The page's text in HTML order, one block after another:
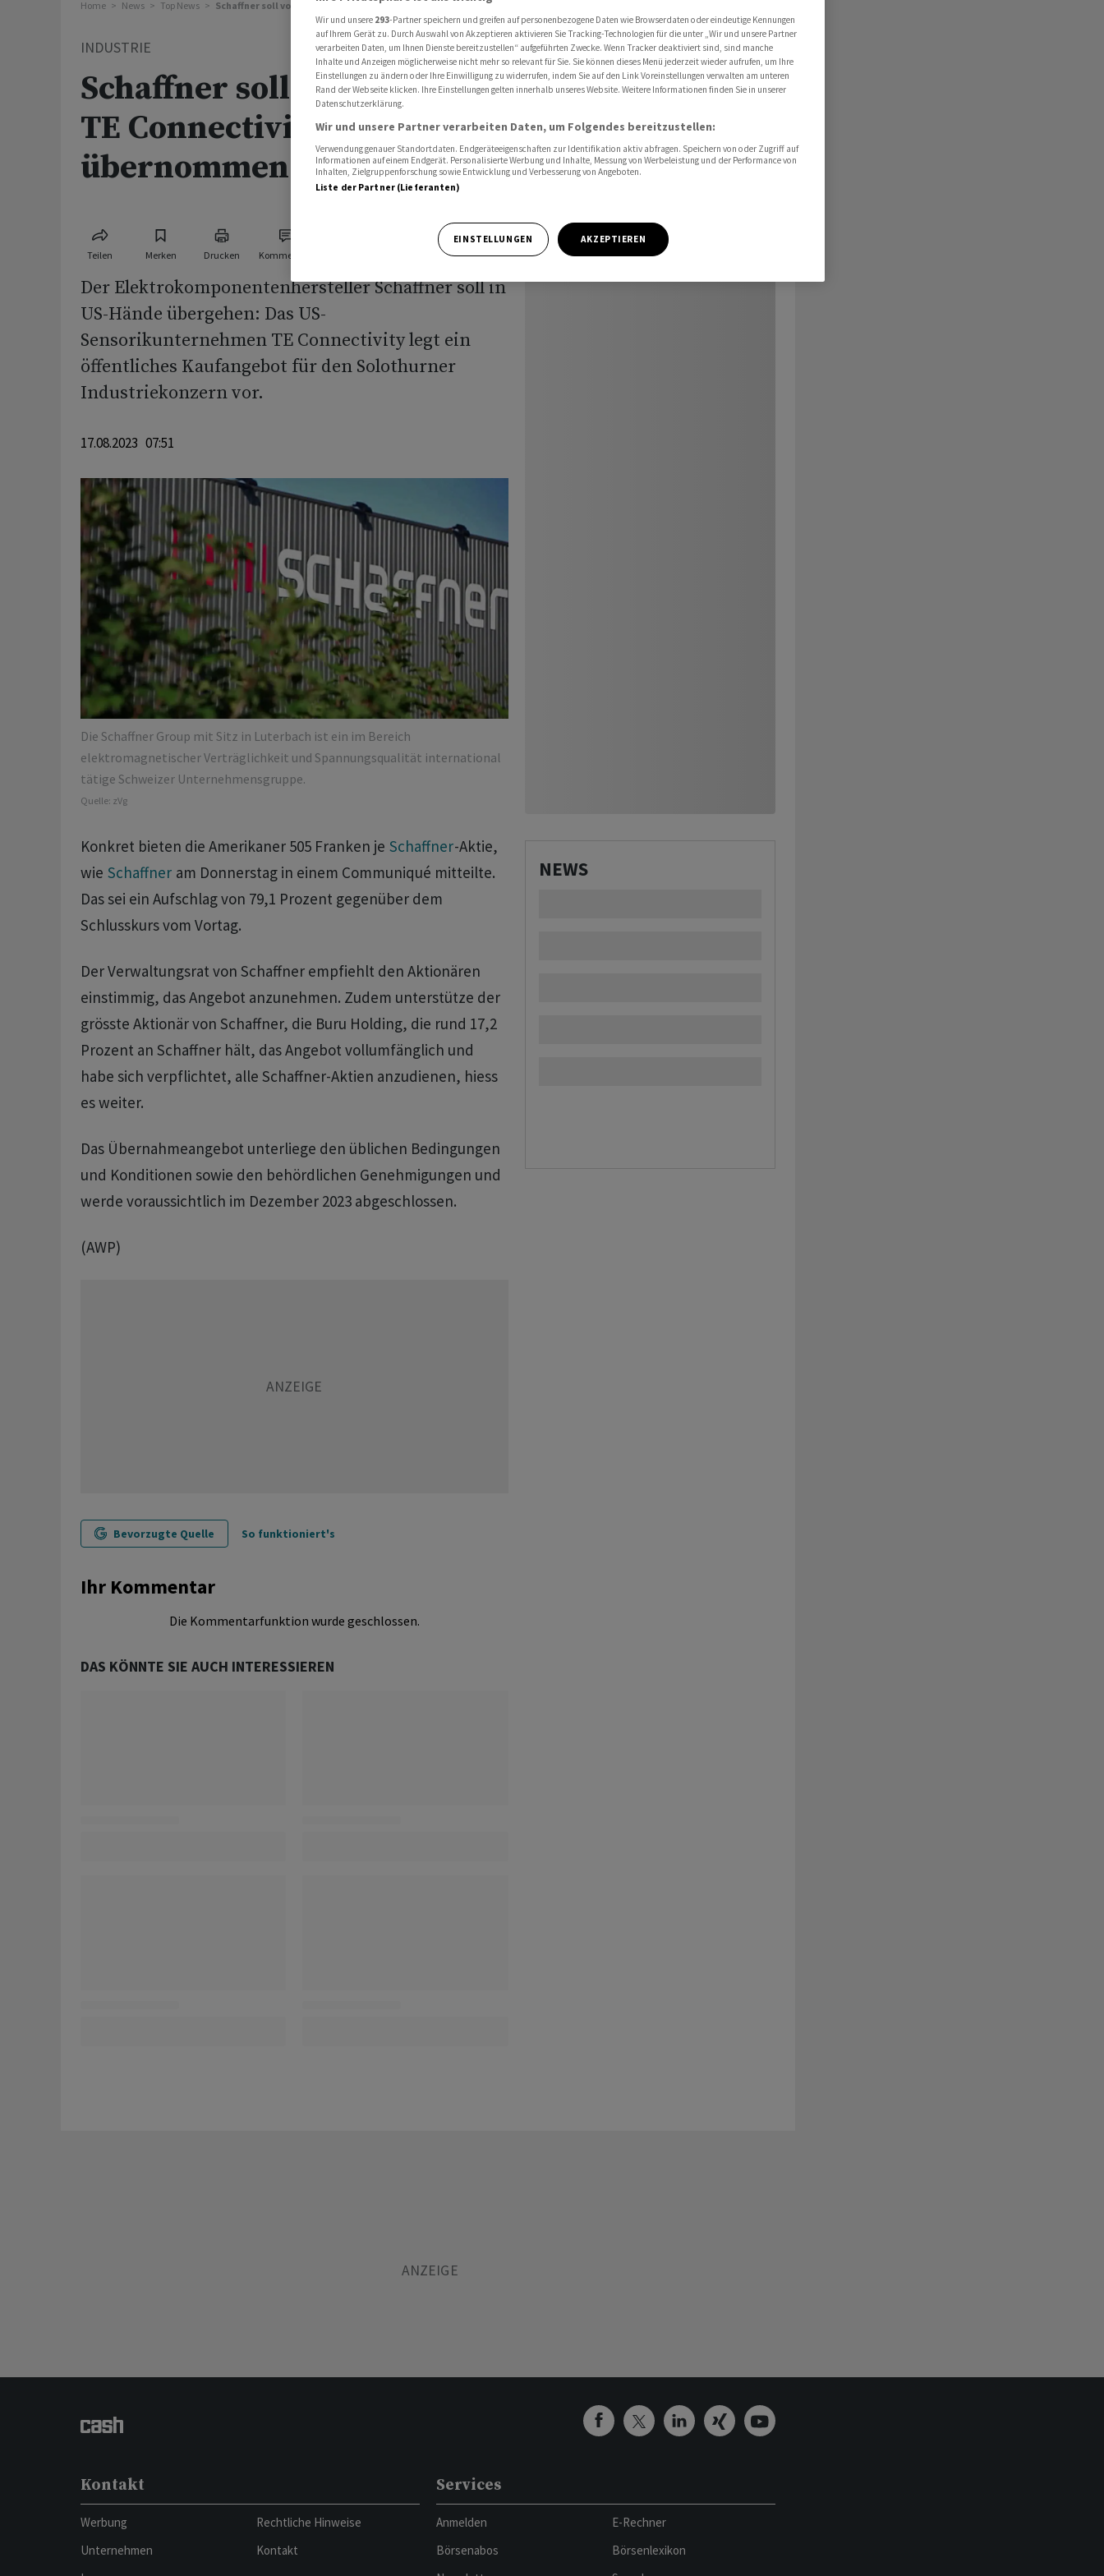
Home News Top News Schaffner soll von US-Firma TE Connectivity übernommen werden
INDUSTRIE
Schaffner soll von US-Firma
TE Connectivity
übernommen werden
Teilen Merken Drucken Kommentare
Der Elektrokomponentenhersteller Schaffner soll in
US-Hände übergehen: Das US-
Sensorikunternehmen TE Connectivity legt ein
öffentliches Kaufangebot für den Solothurner
Industriekonzern vor.
17.08.2023 07:51
Die Schaffner Group mit Sitz in Luterbach ist ein im Bereich
elektromagnetischer Verträglichkeit und Spannungsqualität international
tätige Schweizer Unternehmensgruppe.
Quelle: zVg
Konkret bieten die Amerikaner 505 Franken je Schaffner-Aktie,
wie Schaffner am Donnerstag in einem Communiqué mitteilte.
Das sei ein Aufschlag von 79,1 Prozent gegenüber dem
Schlusskurs vom Vortag.
Der Verwaltungsrat von Schaffner empfiehlt den Aktionären
einstimmig, das Angebot anzunehmen. Zudem unterstütze der
grösste Aktionär von Schaffner, die Buru Holding, die rund 17,2
Prozent an Schaffner hält, das Angebot vollumfänglich und
habe sich verpflichtet, alle Schaffner-Aktien anzudienen, hiess
es weiter.
Das Übernahmeangebot unterliege den üblichen Bedingungen
und Konditionen sowie den behördlichen Genehmigungen und
werde voraussichtlich im Dezember 2023 abgeschlossen.
(AWP)
Bevorzugte Quelle So funktioniert's
Ihr Kommentar
Die Kommentarfunktion wurde geschlossen.
DAS KÖNNTE SIE AUCH INTERESSIEREN
NEWS
Kontakt
Werbung
Unternehmen
Rechtliche Hinweise
Kontakt
Services
Anmelden
Börsenabos
E-Rechner
Börsenlexikon
Wir und unsere 293-Partner speichern und greifen auf personenbezogene Daten wie Browserdaten oder eindeutige Kennungen
auf Ihrem Gerät zu. Durch Auswahl von Akzeptieren aktivieren Sie Tracking-Technologien für die unter „Wir und unsere Partner
verarbeiten Daten, um Ihnen Dienste bereitzustellen“ aufgeführten Zwecke. Wenn Tracker deaktiviert sind, sind manche
Inhalte und Anzeigen möglicherweise nicht mehr so relevant für Sie. Sie können dieses Menü jederzeit wieder aufrufen, um Ihre
Einstellungen zu ändern oder Ihre Einwilligung zu widerrufen, indem Sie auf den Link Voreinstellungen verwalten am unteren
Rand der Webseite klicken. Ihre Einstellungen gelten innerhalb unseres Website. Weitere Informationen finden Sie in unserer
Datenschutzerklärung.
Wir und unsere Partner verarbeiten Daten, um Folgendes bereitzustellen:
Verwendung genauer Standortdaten. Endgeräteeigenschaften zur Identifikation aktiv abfragen. Speichern von oder Zugriff auf
Informationen auf einem Endgerät. Personalisierte Werbung und Inhalte, Messung von Werbeleistung und der Performance von
Inhalten, Zielgruppenforschung sowie Entwicklung und Verbesserung von Angeboten.
Liste der Partner (Lieferanten)
EINSTELLUNGEN AKZEPTIEREN